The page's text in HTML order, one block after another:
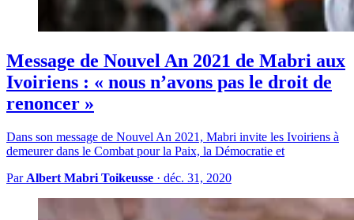
Message de Nouvel An 2021 de Mabri aux
Ivoiriens : « nous n’avons pas le droit de
renoncer »
Dans son message de Nouvel An 2021, Mabri invite les Ivoiriens à
demeurer dans le Combat pour la Paix, la Démocratie et
Par Albert Mabri Toikeusse · déc. 31, 2020